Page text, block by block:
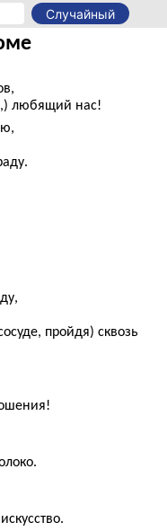
Случайный
любящий нас!
пройдя) сквозь